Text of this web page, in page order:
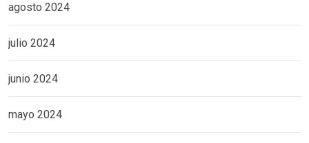
agosto 2024
julio 2024
junio 2024
mayo 2024